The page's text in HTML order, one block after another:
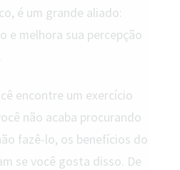
é um grande aliado:
e melhora sua percepção
encontre um exercício
não acaba procurando
fazê-lo, os benefícios do
se você gosta disso. De